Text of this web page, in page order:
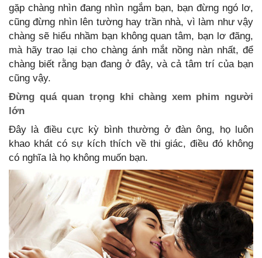
gặp chàng nhìn đang nhìn ngắm bạn, bạn đừng ngó lơ,
cũng đừng nhìn lên tường hay trần nhà, vì làm như vậy
chàng sẽ hiểu nhầm bạn không quan tâm, bạn lơ đãng,
mà hãy trao lại cho chàng ánh mắt nồng nàn nhất, để
chàng biết rằng bạn đang ở đây, và cả tâm trí của bạn
cũng vậy.
Đừng quá quan trọng khi chàng xem phim người
lớn
Đây là điều cực kỳ bình thường ở đàn ông, họ luôn
khao khát có sự kích thích về thi giác, điều đó không
có nghĩa là họ không muốn bạn.